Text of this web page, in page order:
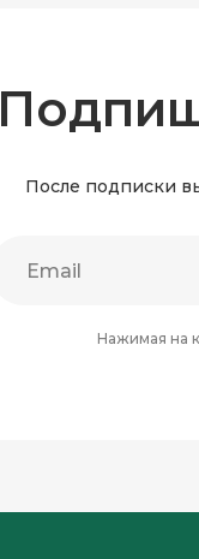
После подписки
Нажимая на